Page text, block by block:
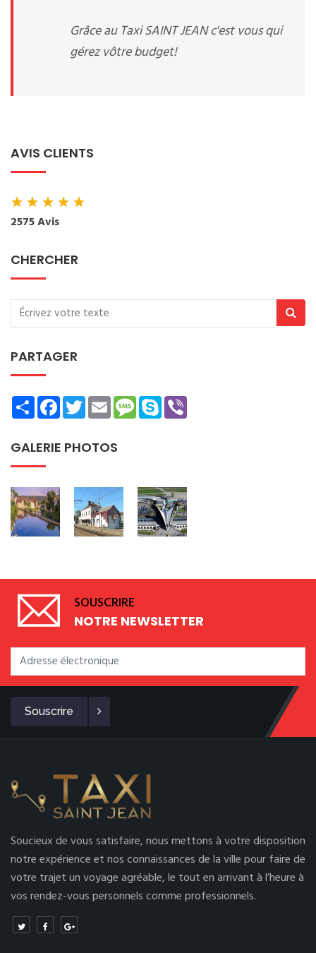
Grâce au Taxi SAINT JEAN c'est vous qui
gérez vôtre budget!
AVIS CLIENTS
★★★★★
2575 Avis
CHERCHER
PARTAGER
ShareFacebookTwitterEmailMessage
Skype
GALERIE PHOTOS
SOUSCRIRE
NOTRE NEWSLETTER
Souscrire
Soucieux de vous satisfaire, nous mettons à votre disposition
notre expérience et nos connaissances de la ville pour faire de
votre trajet un voyage agréable, le tout en arrivant à l’heure à
vos rendez-vous personnels comme professionnels.